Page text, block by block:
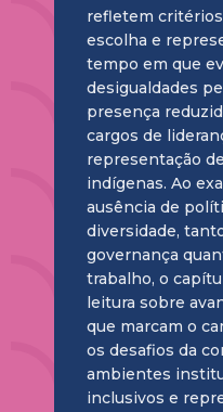
refletem
escolha e
tempo em que
desigualdades
presença
cargos de
representação
indígenas. Ao
ausência de
diversidade,
governança
trabalho, o
leitura sobre
que marcam o
os desafios da
ambientes
inclusivos e